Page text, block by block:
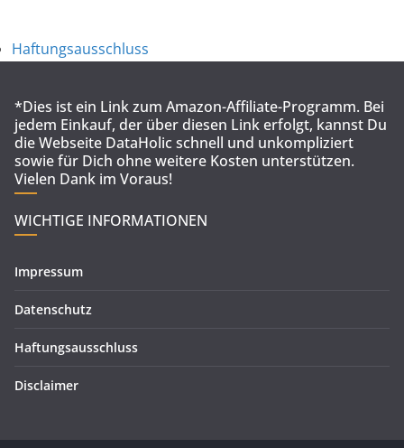
Haftungsausschluss
*Dies ist ein Link zum Amazon-Affiliate-Programm. Bei
jedem Einkauf, der über diesen Link erfolgt, kannst Du
die Webseite DataHolic schnell und unkompliziert
sowie für Dich ohne weitere Kosten unterstützen.
Vielen Dank im Voraus!
WICHTIGE INFORMATIONEN
Impressum
Datenschutz
Haftungsausschluss
Disclaimer